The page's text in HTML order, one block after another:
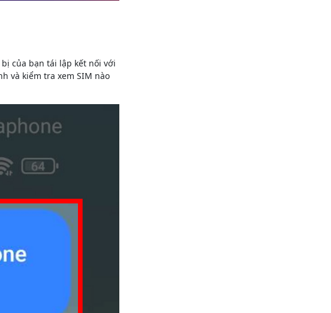
của bạn tái lập kết nối với
và kiểm tra xem SIM nào